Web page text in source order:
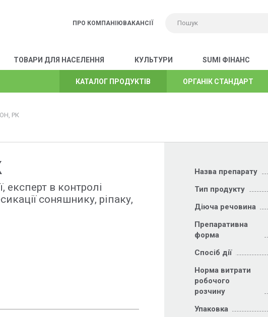
ПРО КОМПАНІЮВАКАНСІЇ
КАТАЛОГ ПРОДУКТІВ ОРГАНІК СТАНДАРТ
КАТАЛОГ ПРОДУКТІВ ОРГАНІК СТАНДАРТ
ТОВАРИ ДЛЯ НАСЕЛЕННЯ
КАТАЛОГ ПРОДУКТІВ ОРГАНІК СТАНДАРТ
КУЛЬТУРИ
КАТАЛОГ ПРОДУКТІВ ОРГАНІК СТАНДАРТ
SUMI ФІНАНС
КАТАЛОГ ПРОДУКТІВ ОРГАНІК СТАНДАРТ
КАТАЛОГ ПРОДУКТІВ ОРГАНІК СТАНДАРТ
КАТАЛОГ ПРОДУКТІВ ОРГАНІК СТАНДАРТ
КАТАЛОГ ПРОДУКТІВ ОРГАНІК СТАНДАРТ
РК
експерт в контролі
соняшнику, ріпаку,
Назва препарату
Тип продукту
Діюча речовина
Препаративна
форма
Спосіб дії
Норма витрати
робочого
розчину
Упаковка